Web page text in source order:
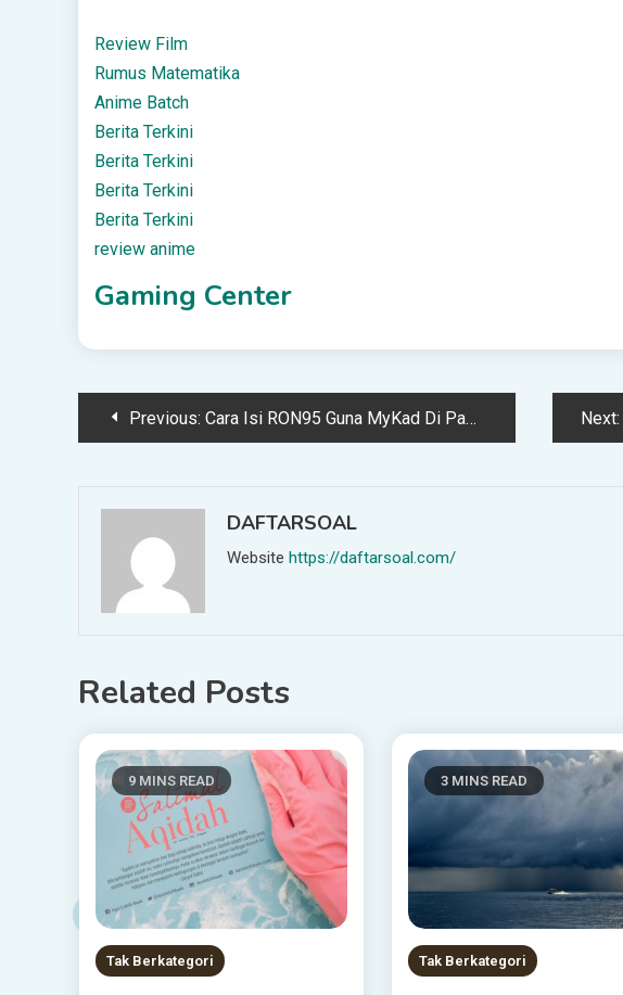
Review Film
Rumus Matematika
Anime Batch
Berita Terkini
Berita Terkini
Berita Terkini
Berita Terkini
review anime
Gaming Center
PostPrevious: Cara Isi RON95 Guna MyKad Di Pam Minyak Petronas, Petron, BHPetrol, Shell & Caltex Next:
DAFTARSOAL
Website https://daftarsoal.com/
Related Posts
9 MINS READ
Tak Berkategori
3 MINS READ
Tak Berkategori